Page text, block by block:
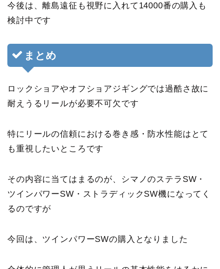
今後は、離島遠征も視野に入れて14000番の購入も
検討中です
まとめ
ロックショアやオフショアジギングでは過酷さ故に
耐えうるリールが必要不可欠です
特にリールの信頼における巻き感・防水性能はとて
も重視したいところです
その内容に当てはまるのが、シマノのステラSW・
ツインパワーSW・ストラディックSW機になってく
るのですが
今回は、ツインパワーSWの購入となりました